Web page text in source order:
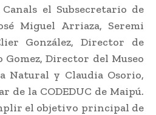
el Subsecretario de
Miguel Arriaza, Seremi
González, Director de
Gomez, Director del Museo
Natural y Claudia Osorio,
de la CODEDUC de Maipú.
el objetivo principal de